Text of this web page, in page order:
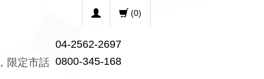
(0)
04-2562-2697
限定市話 0800-345-168